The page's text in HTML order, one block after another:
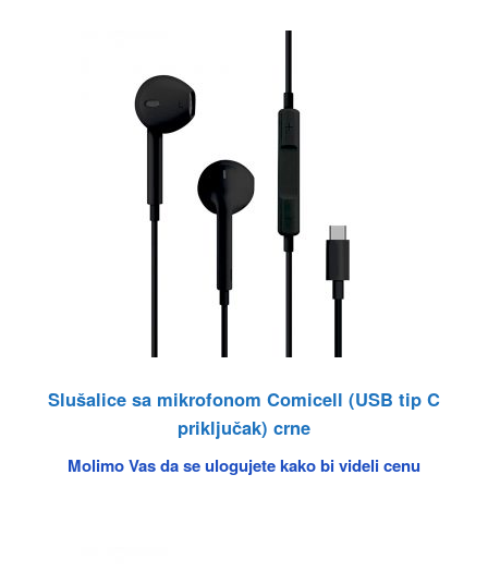
Slušalice sa mikrofonom Comicell (USB tip C
priključak) crne
Molimo Vas da se ulogujete kako bi videli cenu